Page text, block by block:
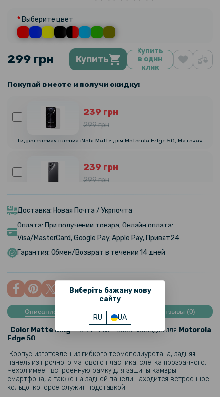
Виберіть бажану мову
сайту
RU UA
Выберите цвет
299 грн Купить
Купить
в один
клик
Покупай вместе и получи скидку:
239 грн
299 грн
Гидрогелевая пленка iNobi Matte для Motorola Edge 50, Матовая
239 грн
299 грн
Гидрогелевая пленка iNobi Matte для Motorola Edge 50 на заднюю
110 грн
129 грн
Защитное стекло Tempered Glass 2.5D для Motorola Edge 50 на
215 грн
269 грн
Закаленное защитное стекло Full Screen 3D Tempered Glass для
Motorola Edge 50, Black
191 грн
239 грн
Противоударный чехол - накладка Acryl Armor Ring для Motorola
Edge 50, Black
Доставка: Новая Почта / Укрпочта
Оплата: При получении товара, Онлайн оплата:
Visa/MasterCard, Google Pay, Apple Pay, Приват24
Гарантия: Обмен/Возврат в течении 14 дней
Описание Характеристики Отзывы (0)
Color Matte Ring- отличный чехол накладка для Motorola
Edge 50.
Корпус изготовлен из гибкого термополиуретана, задняя
панель из прочного матового пластика, слегка прозрачного.
Чехол имеет встроенную рамку для защиты камеры
смартфона, а также на задней панели находится встроенное
кольцо, которое служит подставкой.